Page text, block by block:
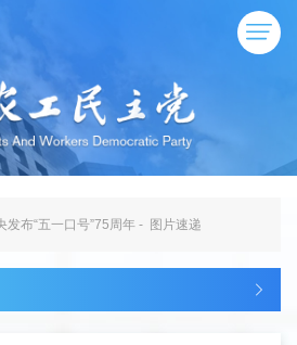
发布“五一口号”75周年 - 图片速递